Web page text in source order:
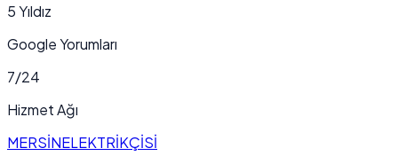
5 Yıldız
Google Yorumları
7/24
Hizmet Ağı
MERSİNELEKTRİKÇİSİ